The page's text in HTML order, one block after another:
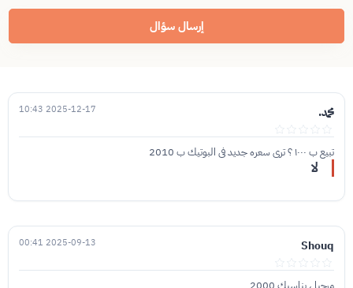
إرسال سؤال
محمد. 2025-12-17 10:43
تبيع ب ١٠٠٠ ؟ ترى سعره جديد في البوتيك ب 2010
لا
Shouq
2025-09-13 00:41